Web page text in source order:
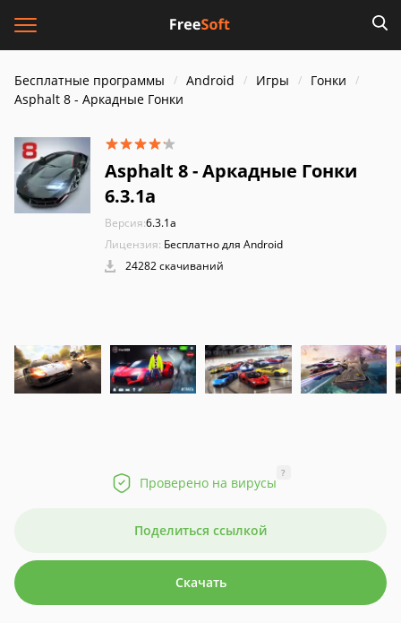
Бесплатные программы Android Игры
Гонки
Asphalt 8 - Аркадные Гонки
Asphalt 8 - Аркадные Гонки
6.3.1a
Версия:6.3.1a
Лицензия: Бесплатно для Android
24282 скачиваний
Проверено на вирусы
?
Поделиться ссылкой
Скачать